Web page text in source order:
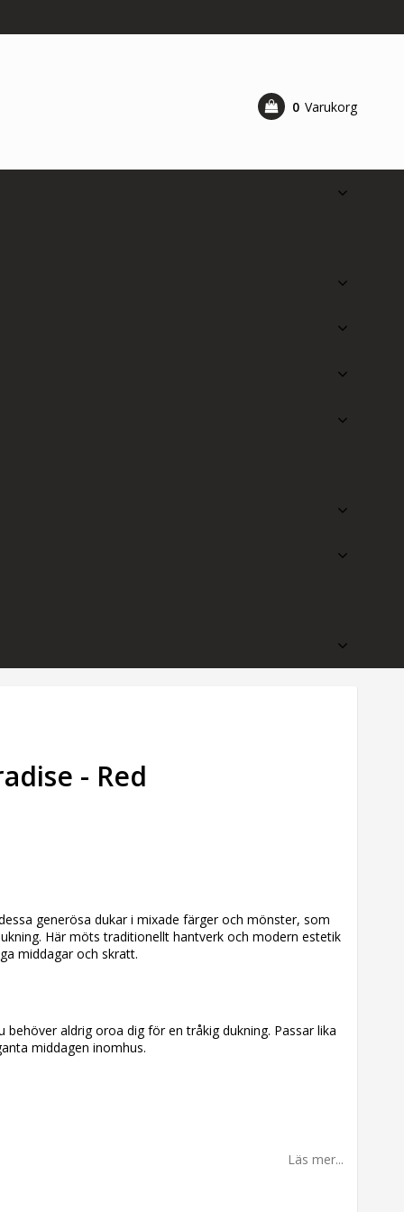
0 Varukorg
- Red
generösa dukar i mixade färger och mönster, som
Här möts traditionellt hantverk och modern estetik
middagar och skratt.
aldrig oroa dig för en tråkig dukning. Passar lika
middagen inomhus.
Läs mer...